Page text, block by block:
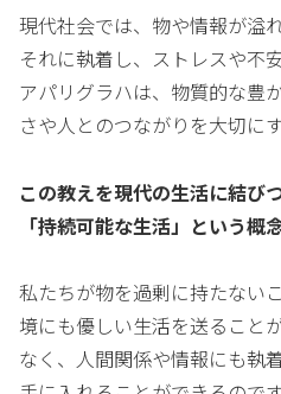
現代社会では、物や情報が溢
それに執着し、ストレスや不
アパリグラハは、物質的な豊
さや人とのつながりを大切に
この教えを現代の生活に結び
「持続可能な生活」という概
私たちが物を過剰に持たない
境にも優しい生活を送ること
なく、人間関係や情報にも執